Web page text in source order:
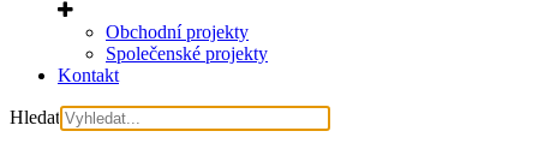
Obchodní projekty
Společenské projekty
Kontakt
Hledat